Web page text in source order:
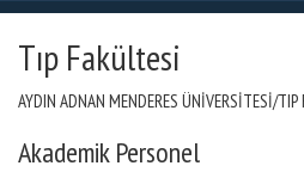
Tıp Fakültesi
AYDIN ADNAN MENDERES ÜNİVERSİTESİ/
Akademik Personel